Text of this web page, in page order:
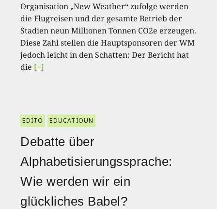
Organisation „New Weather“ zufolge werden
die Flugreisen und der gesamte Betrieb der
Stadien neun Millionen Tonnen CO2e erzeugen.
Diese Zahl stellen die Hauptsponsoren der WM
jedoch leicht in den Schatten: Der Bericht hat
die [+]
EDITO EDUCATIOUN
Debatte über
Alphabetisierungssprache:
Wie werden wir ein
glückliches Babel?